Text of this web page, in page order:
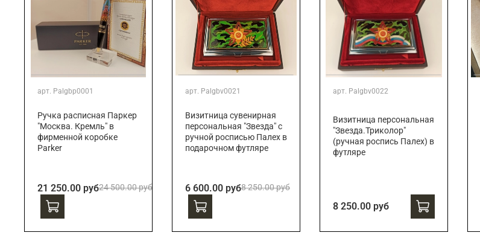
арт. Palgbp0001
Ручка расписная Паркер
"Москва. Кремль" в
фирменной коробке
Parker
21 250.00 руб24 500.00 руб
арт. Palgbv0021
Визитница сувенирная
персональная "Звезда" с
ручной росписью Палех в
подарочном футляре
6 600.00 руб8 250.00 руб
арт. Palgbv0022
Визитница персональная
"Звезда.Триколор"
(ручная роспись Палех) в
футляре
8 250.00 руб